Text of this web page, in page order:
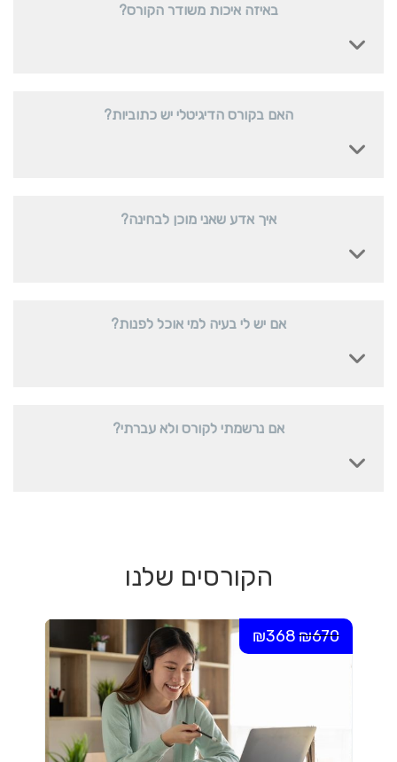
באיזה איכות משודר הקורס?
האם בקורס הדיגיטלי יש כתוביות?
איך אדע שאני מוכן לבחינה?
אם יש לי בעיה למי אוכל לפנות?
אם נרשמתי לקורס ולא עברתי?
הקורסים שלנו
₪670
₪368